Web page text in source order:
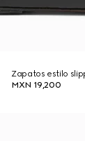
Zapatos estilo
MXN 19,200